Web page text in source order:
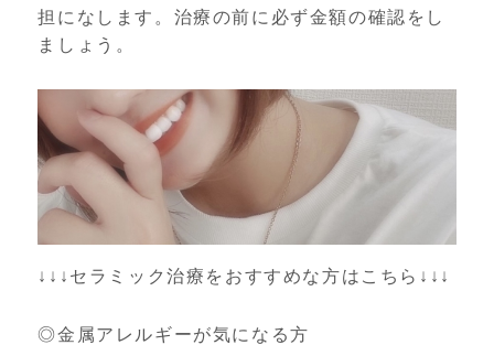
担になします。治療の前に必ず金額の確認をし
ましょう。
↓↓↓セラミック治療をおすすめな方はこちら↓↓↓
◎金属アレルギーが気になる方